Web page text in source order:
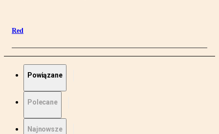
Red
Powiązane
Polecane
Najnowsze